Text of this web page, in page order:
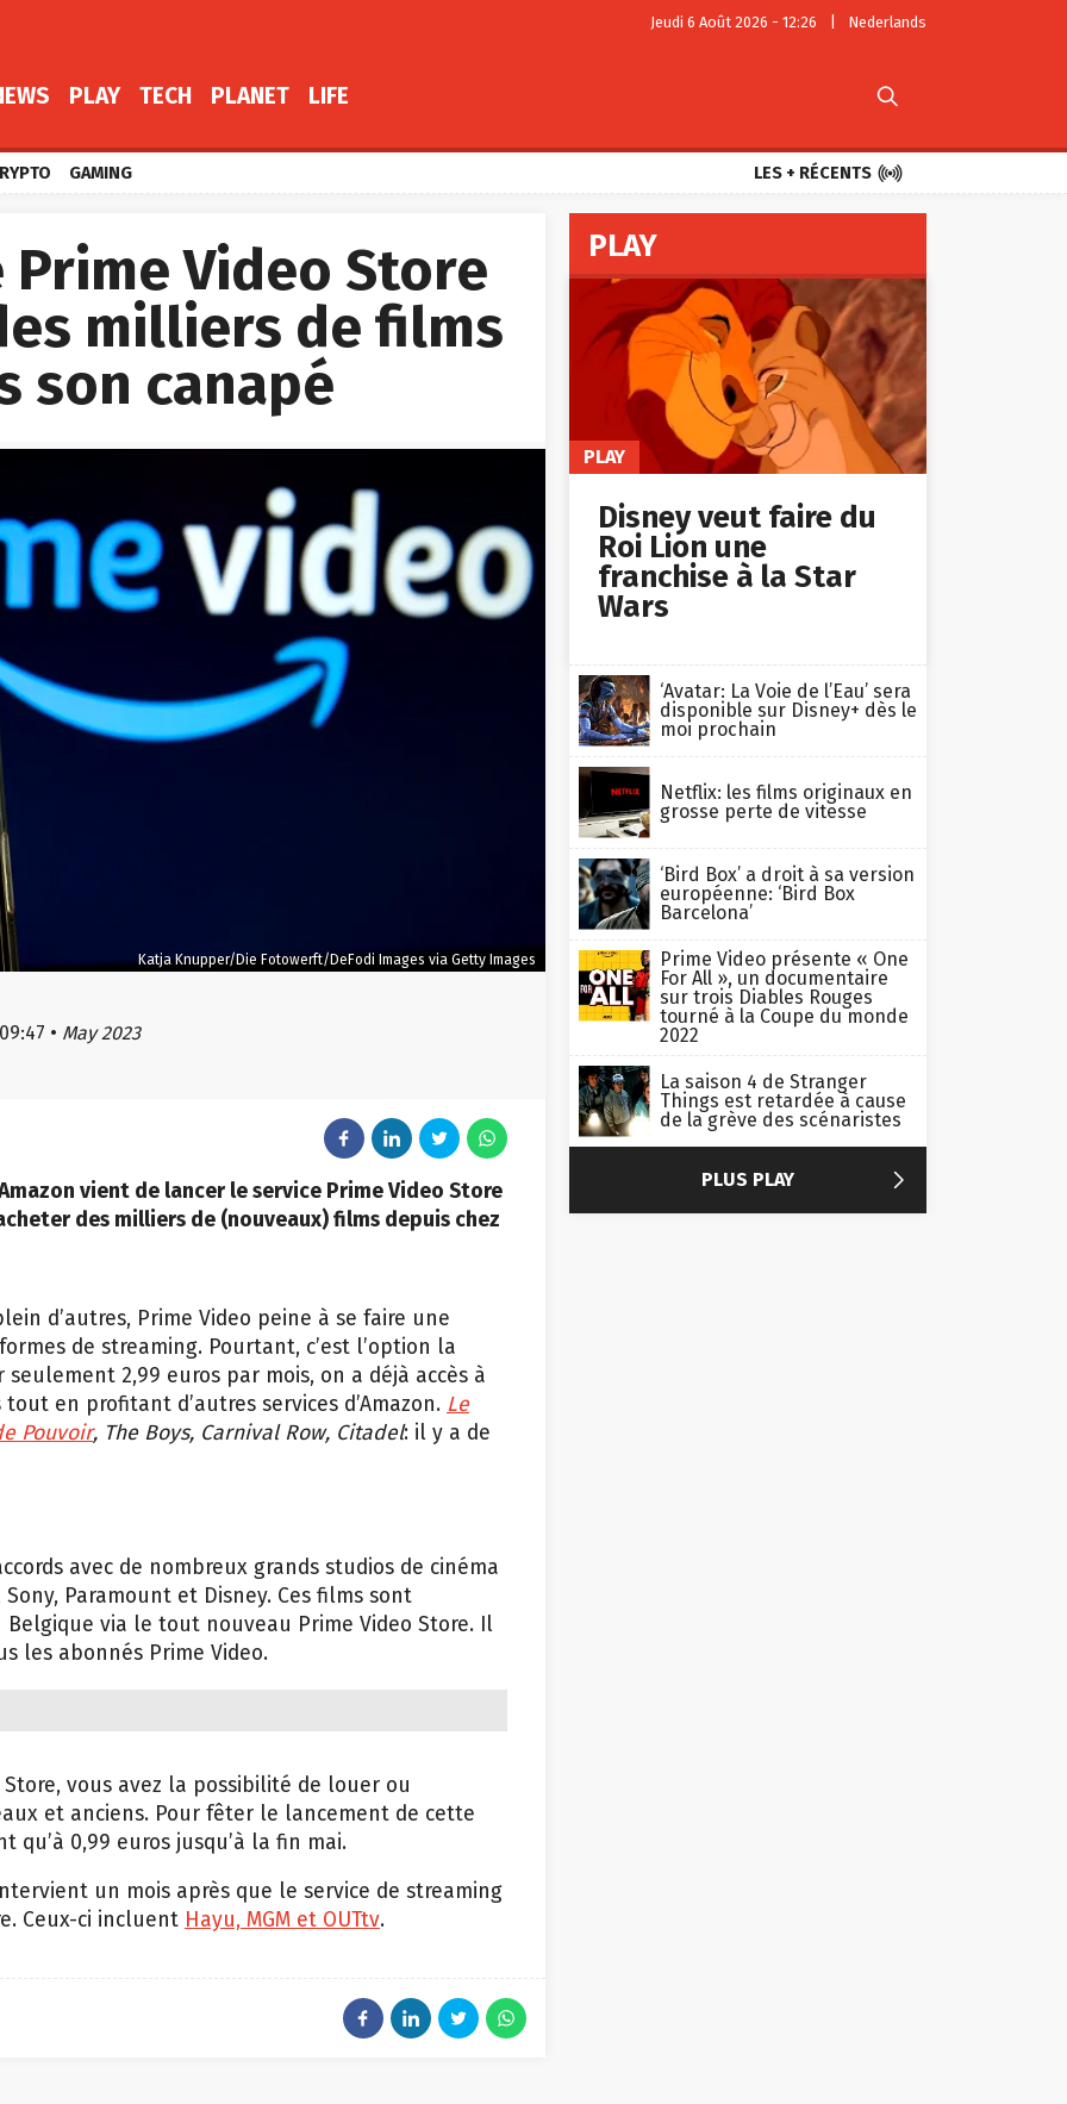
Jeudi 6 Août 2026 - 12:26 Nederlands
PLAY TECH PLANET LIFE 
GAMING LES + RÉCENTS 
Prime Video Store
milliers de films
son canapé
Katja Knupper/Die Fotowerft/DeFodi Images via Getty Images
09:47 • May 2023
vient de lancer le service Prime Video Store
des milliers de (nouveaux) films depuis chez
d’autres, Prime Video peine à se faire une
de streaming. Pourtant, c’est l’option la
2,99 euros par mois, on a déjà accès à
en profitant d’autres services d’Amazon. Le
Pouvoir, The Boys, Carnival Row, Citadel: il y a de
avec de nombreux grands studios de cinéma
Paramount et Disney. Ces films sont
via le tout nouveau Prime Video Store. Il
les abonnés Prime Video.
vous avez la possibilité de louer ou
et anciens. Pour fêter le lancement de cette
0,99 euros jusqu’à la fin mai.
un mois après que le service de streaming
Ceux-ci incluent Hayu, MGM et OUTtv.
PLAY
PLAY
Disney veut faire du
Roi Lion une
franchise à la Star
Wars
‘Avatar: La Voie de l’Eau’ sera
disponible sur Disney+ dès le
moi prochain
Netflix: les films originaux en
grosse perte de vitesse
‘Bird Box’ a droit à sa version
européenne: ‘Bird Box
Barcelona’
Prime Video présente « One
For All », un documentaire
sur trois Diables Rouges
tourné à la Coupe du monde
2022
La saison 4 de Stranger
Things est retardée à cause
de la grève des scénaristes
PLUS PLAY 